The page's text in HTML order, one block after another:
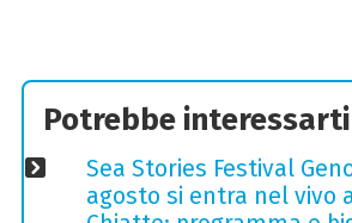
Potrebbe
Sea Stories Festival
agosto si entra nel vivo